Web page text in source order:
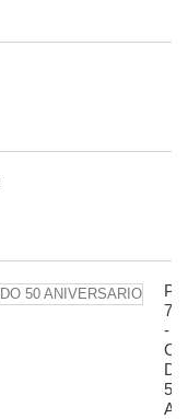
-
50